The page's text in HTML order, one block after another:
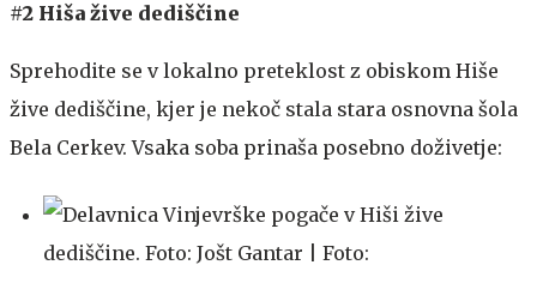
#2 Hiša žive dediščine
Sprehodite se v lokalno preteklost z obiskom Hiše
žive dediščine, kjer je nekoč stala stara osnovna šola
Bela Cerkev. Vsaka soba prinaša posebno doživetje: